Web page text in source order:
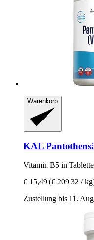
Warenkorb
KAL
Vitamin B5 in
€ 15,49 (€ 209,32 /
Zustellung bis 11.